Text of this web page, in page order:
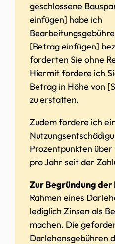
geschlossene
einfügen] habe ich
[Betrag einfügen]
forderten Sie ohne
Hiermit fordere ich
Betrag in Höhe von
zu erstatten.
Zudem fordere ich
Prozentpunkten über
pro Jahr seit der
Zur Begründung
Rahmen eines
lediglich Zinsen als
machen. Die
Darlehensgebühren